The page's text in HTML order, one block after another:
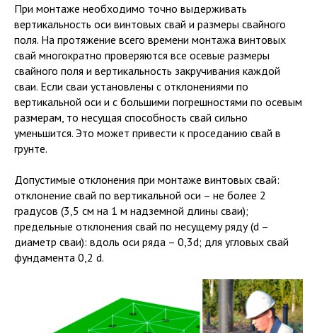
При монтаже необходимо точно выдерживать
вертикальность оси винтовых свай и размеры свайного
поля. На протяжение всего времени монтажа винтовых
свай многократно проверяются все осевые размеры
свайного поля и вертикальность закручивания каждой
сваи. Если сваи установлены с отклонениями по
вертикальной оси и с большими погрешностями по осевым
размерам, то несущая способность свай сильно
уменьшится. Это может привести к проседанию свай в
грунте.
Допустимые отклонения при монтаже винтовых свай:
отклонение свай по вертикальной оси – не более 2
градусов (3,5 см на 1 м надземной длины сваи);
предельные отклонения свай по несущему ряду (d –
диаметр сваи): вдоль оси ряда – 0,3d; для угловых свай
фундамента 0,2 d.